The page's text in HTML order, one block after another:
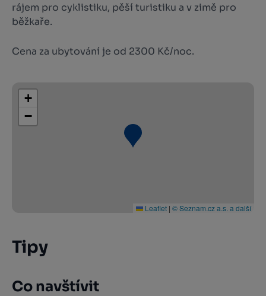
rájem pro cyklistiku, pěší turistiku a v zimě pro
běžkaře.
Cena za ubytování je od 2300 Kč/noc.
+
−
Leaflet | © Seznam.cz a.s. a další
Tipy
Co navštívit